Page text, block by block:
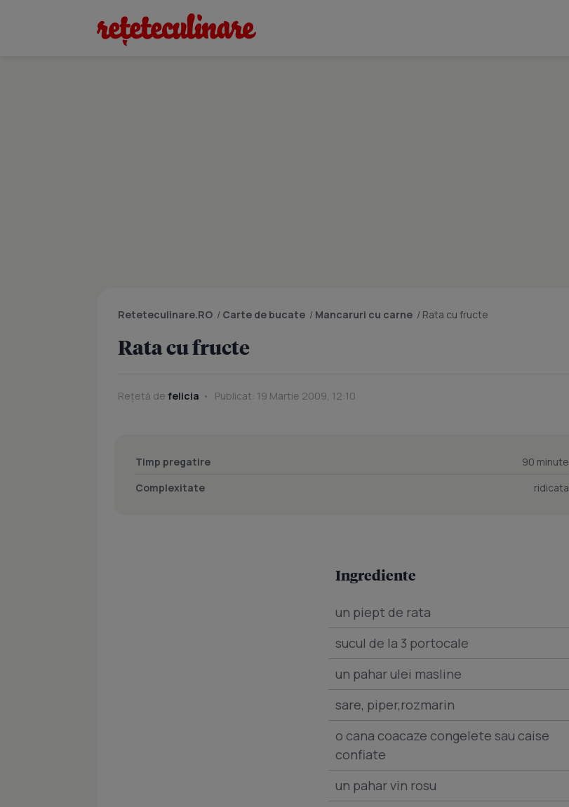
Reteteculinare.RO / Carte de bucate / Mancaruri cu carne / Rata cu fructe
Rata cu fructe
Rețetă de felicia Publicat: 19 Martie 2009, 12:10
Timp pregatire
90 minute
Complexitate
ridicata
Ingrediente
un piept de rata
sucul de la 3 portocale
un pahar ulei masline
sare, piper,rozmarin
o cana coacaze congelete sau caise
confiate
un pahar vin rosu